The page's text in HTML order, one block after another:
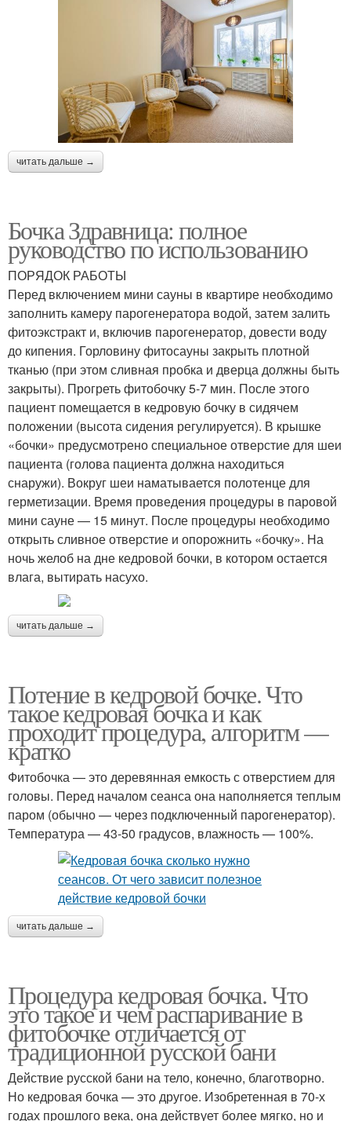
читать дальше →
Бочка Здравница: полное
руководство по использованию
ПОРЯДОК РАБОТЫ
Перед включением мини сауны в квартире необходимо
заполнить камеру парогенератора водой, затем залить
фитоэкстракт и, включив парогенератор, довести воду
до кипения. Горловину фитосауны закрыть плотной
тканью (при этом сливная пробка и дверца должны быть
закрыты). Прогреть фитобочку 5-7 мин. После этого
пациент помещается в кедровую бочку в сидячем
положении (высота сидения регулируется). В крышке
«бочки» предусмотрено специальное отверстие для шеи
пациента (голова пациента должна находиться
снаружи). Вокруг шеи наматывается полотенце для
герметизации. Время проведения процедуры в паровой
мини сауне — 15 минут. После процедуры необходимо
открыть сливное отверстие и опорожнить «бочку». На
ночь желоб на дне кедровой бочки, в котором остается
влага, вытирать насухо.
читать дальше →
Потение в кедровой бочке. Что
такое кедровая бочка и как
проходит процедура, алгоритм —
кратко
Фитобочка — это деревянная емкость с отверстием для
головы. Перед началом сеанса она наполняется теплым
паром (обычно — через подключенный парогенератор).
Температура — 43-50 градусов, влажность — 100%.
читать дальше →
Процедура кедровая бочка. Что
это такое и чем распаривание в
фитобочке отличается от
традиционной русской бани
Действие русской бани на тело, конечно, благотворно.
Но кедровая бочка — это другое. Изобретенная в 70-х
годах прошлого века, она действует более мягко, но и